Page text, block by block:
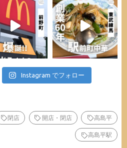
Instagram でフォロー
閉店 開店・閉店 高島平
高島平駅